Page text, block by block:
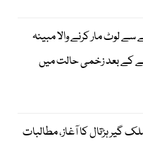
لوٹ مار کرنے والا مبینہ
کے بعد زخمی حالت میں
گیر ہڑتال کا آغاز، مطالبات